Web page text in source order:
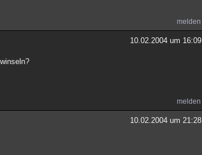
melden
10.02.2004 um 16:09
melden
10.02.2004 um 21:28